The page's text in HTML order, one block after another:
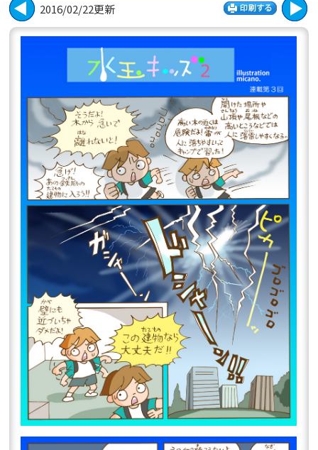
2016/02/22更新